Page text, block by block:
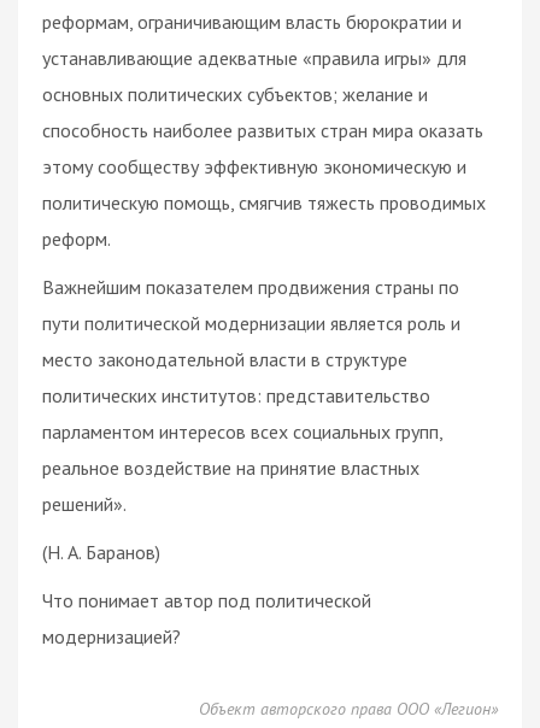
реформам, ограничивающим власть бюрократии и
устанавливающие адекватные «правила игры» для
основных политических субъектов; желание и
способность наиболее развитых стран мира оказать
этому сообществу эффективную экономическую и
политическую помощь, смягчив тяжесть проводимых
реформ.
Важнейшим показателем продвижения страны по
пути политической модернизации является роль и
место законодательной власти в структуре
политических институтов: представительство
парламентом интересов всех социальных групп,
реальное воздействие на принятие властных
решений».
(Н. А. Баранов)
Что понимает автор под политической
модернизацией?
Объект авторского права ООО «Легион»